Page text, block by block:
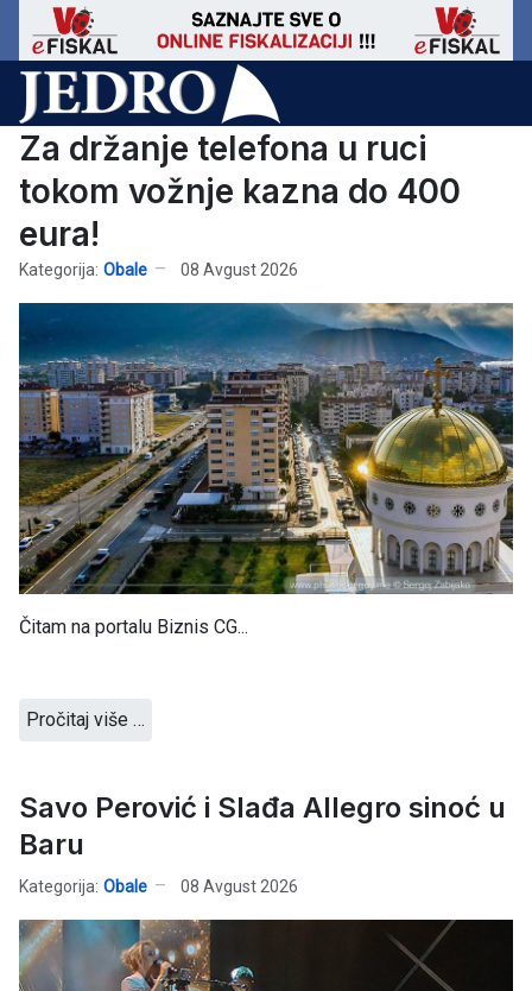
Za držanje telefona u ruci
tokom vožnje kazna do 400
eura!
Kategorija: Obale 08 Avgust 2026
Čitam na portalu Biznis CG...
Pročitaj više …
Savo Perović i Slađa Allegro sinoć u
Baru
Kategorija: Obale 08 Avgust 2026